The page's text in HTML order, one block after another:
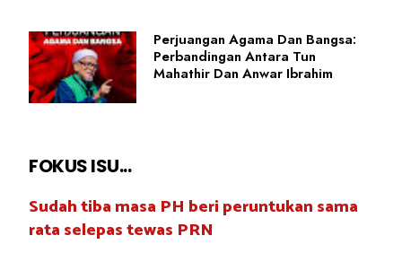
Perjuangan Agama Dan Bangsa:
Perbandingan Antara Tun
Mahathir Dan Anwar Ibrahim
FOKUS ISU...
Sudah tiba masa PH beri peruntukan sama
rata selepas tewas PRN